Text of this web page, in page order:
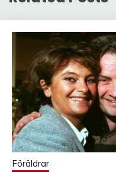
Föräldrar